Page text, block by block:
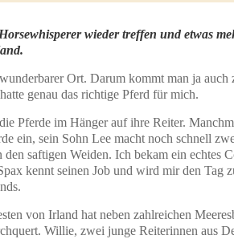
wieder treffen und etwas
Ort. Darum kommt man ja
genau das richtige Pferd für mich.
Pferde im Hänger auf ihre Reiter.
ein, sein Sohn Lee macht noch schnell
saftigen Weiden. Ich bekam ein echtes
kennt seinen Job und wird mir den Tag
von Irland hat neben zahlreichen
Willie, zwei junge Reiterinnen aus